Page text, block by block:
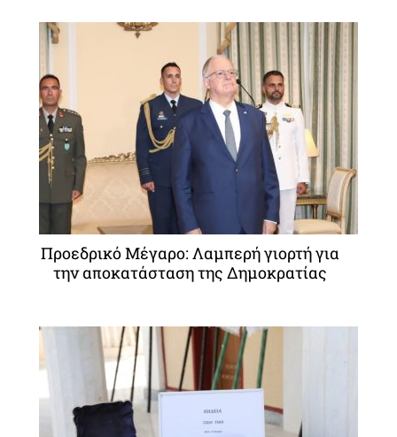
Προεδρικό Μέγαρο: Λαμπερή γιορτή για
την αποκατάσταση της Δημοκρατίας